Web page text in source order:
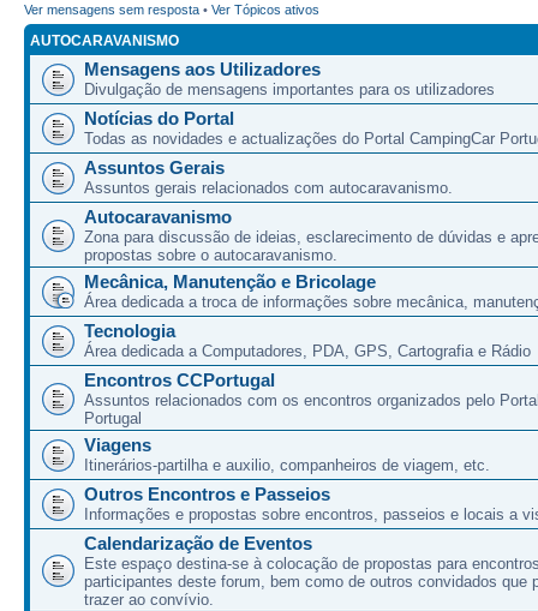
Ver mensagens sem resposta • Ver Tópicos ativos
AUTOCARAVANISMO
Mensagens aos Utilizadores
Divulgação de mensagens importantes para os utilizadores
Notícias do Portal
Todas as novidades e actualizações do Portal CampingCar
Assuntos Gerais
Assuntos gerais relacionados com autocaravanismo.
Autocaravanismo
Zona para discussão de ideias, esclarecimento de dúvidas e
propostas sobre o autocaravanismo.
Mecânica, Manutenção e Bricolage
Área dedicada a troca de informações sobre mecânica,
Tecnologia
Área dedicada a Computadores, PDA, GPS, Cartografia e Rádio
Encontros CCPortugal
Assuntos relacionados com os encontros organizados pelo
Portugal
Viagens
Itinerários-partilha e auxilio, companheiros de viagem, etc.
Outros Encontros e Passeios
Informações e propostas sobre encontros, passeios e locais a
Calendarização de Eventos
Este espaço destina-se à colocação de propostas para
participantes deste forum, bem como de outros convidados que
trazer ao convívio.